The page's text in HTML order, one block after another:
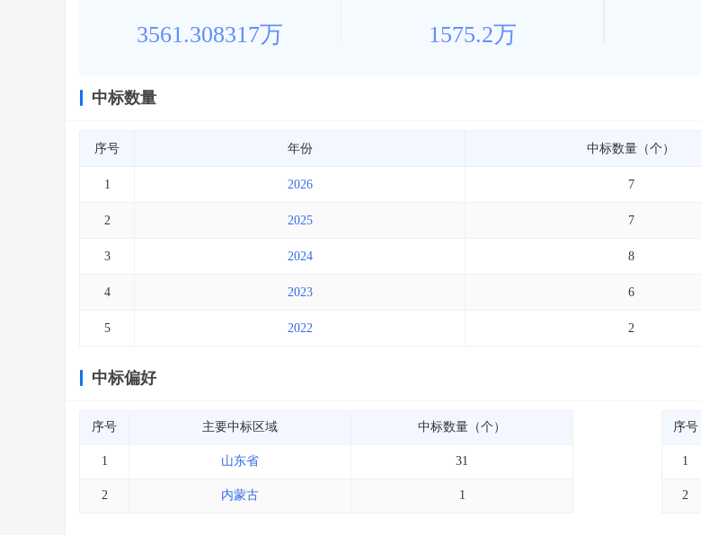
3561.308317万 1575.2万
中标数量
序号 年份 中标数量（个）
1 2026 7
2 2025 7
3 2024 8
4 2023 6
5 2022 2
中标偏好
序号 主要中标区域 中标数量（个）
1 山东省 31
2 内蒙古 1
序号
1
2